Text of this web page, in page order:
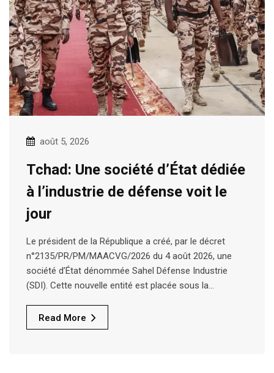
août 5, 2026
Tchad: Une société d’État dédiée
à l’industrie de défense voit le
jour
Le président de la République a créé, par le décret
n°2135/PR/PM/MAACVG/2026 du 4 août 2026, une
société d’État dénommée Sahel Défense Industrie
(SDI). Cette nouvelle entité est placée sous la…
Read More